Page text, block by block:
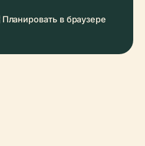
Планировать в браузере